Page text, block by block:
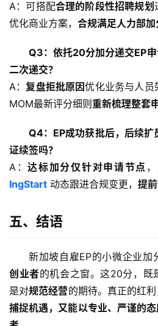
A：可搭配合理的阶段性招聘规划
优化商业方案， 合规满足人力部
Q3：依托20分加分递交EP
二次递交？
A：复盘拒批原因优化业务与人员
MOM最新评分细则 重新梳理整套
Q4：EP成功获批后，后续
证续签吗？
A：达标加分仅针对申请节点
IngStart 动态跟进合规变更， 提
五、结语
新加坡自雇EP的小微企业加
创业者的机会之窗。这20分，既
是对规范经营的期待。真正的红
捕捉机遇，又能以专业、严谨的